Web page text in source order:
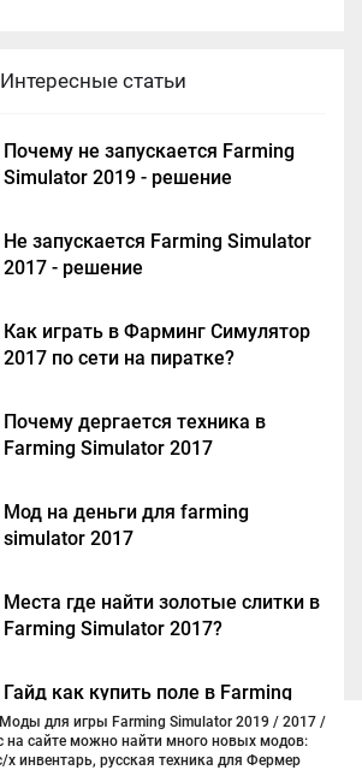
Интересные статьи
Почему не запускается Farming
Simulator 2019 - решение
Не запускается Farming Simulator
2017 - решение
Как играть в Фарминг Симулятор
2017 по сети на пиратке?
Почему дергается техника в
Farming Simulator 2017
Мод на деньги для farming
simulator 2017
Места где найти золотые слитки в
Farming Simulator 2017?
Гайд как купить поле в Farming
Simulator 2017